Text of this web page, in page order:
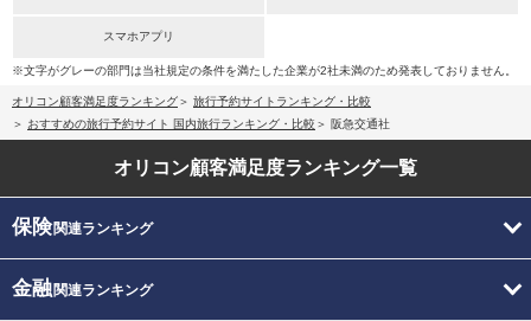
スマホアプリ
※文字がグレーの部門は当社規定の条件を満たした企業が2社未満のため発表しておりません。
オリコン顧客満足度ランキング
旅行予約サイトランキング・比較
おすすめの旅行予約サイト 国内旅行ランキング・比較
阪急交通社
オリコン顧客満足度ランキング一覧
保険関連ランキング
金融関連ランキング